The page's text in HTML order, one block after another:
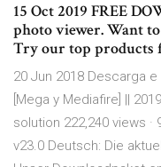
15 Oct 2019 FREE
photo viewer. Want
Try our top products
20 Jun 2018 Descarga e
[Mega y Mediafire] ||
solution 222,240 views ·
v23.0 Deutsch: Die